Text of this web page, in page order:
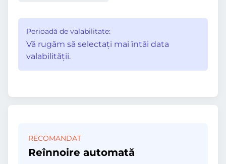
Perioadă de valabilitate:
Vă rugăm să selectaţi mai întâi data
valabilităţii.
RECOMANDAT
Reînnoire automată